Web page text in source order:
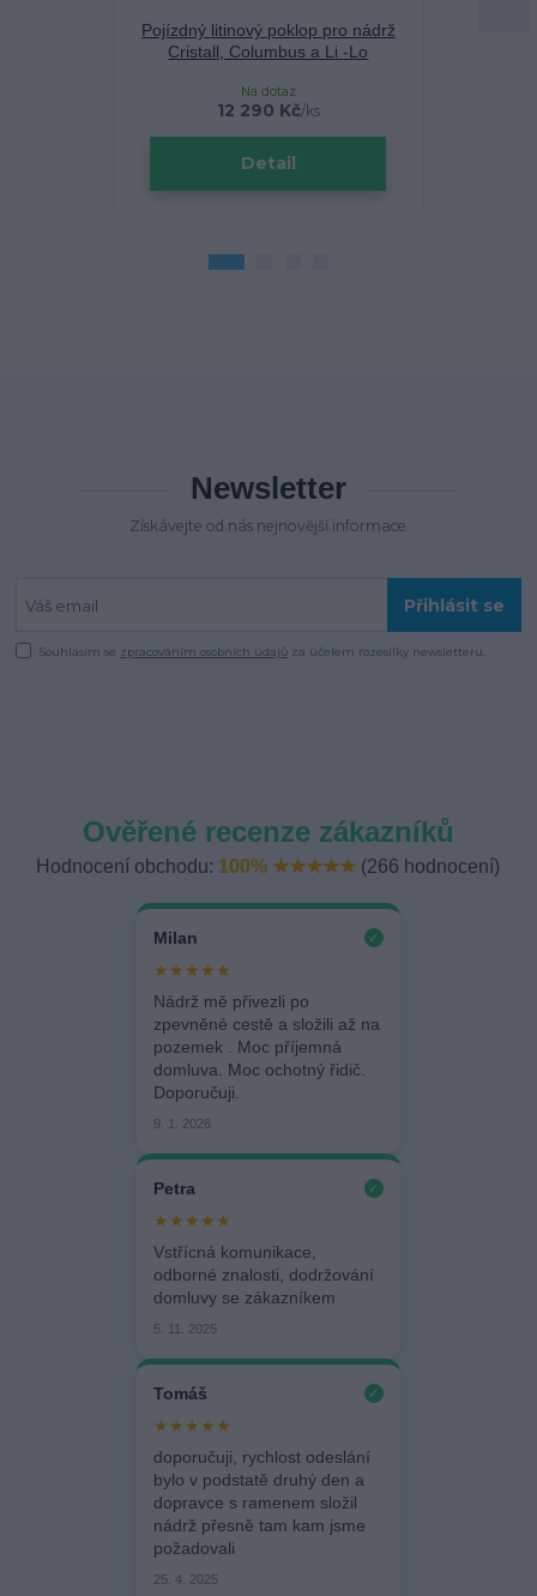
Pojízdný litinový poklop pro nádrž
Cristall, Columbus a Li -Lo
12 290 Kč/ks
Na dotaz
Detail
Newsletter
Získávejte od nás nejnovější informace
Přihlásit se
Souhlasím se zpracováním osobních údajů za účelem rozesílky newsletteru.
Ověřené recenze zákazníků
Hodnocení obchodu: 100% ★★★★★ (266 hodnocení)
Milan ✓
★★★★★
Nádrž mě přivezli po
zpevněné cestě a složili až na
pozemek . Moc příjemná
domluva. Moc ochotný řidič.
Doporučuji.
9. 1. 2026
Petra ✓
★★★★★
Vstřícná komunikace,
odborné znalosti, dodržování
domluvy se zákazníkem
5. 11. 2025
Tomáš ✓
★★★★★
doporučuji, rychlost odeslání
bylo v podstatě druhý den a
dopravce s ramenem složil
nádrž přesně tam kam jsme
požadovali
25. 4. 2025